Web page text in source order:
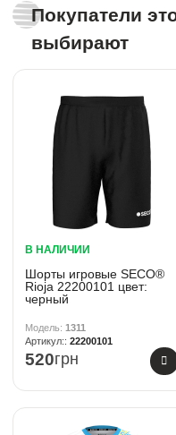
Покупатели
выбирают
В НАЛИЧИИ
Шорты игровые SECO®
Rioja 22200101 цвет:
черный
1311
22200101
520грн